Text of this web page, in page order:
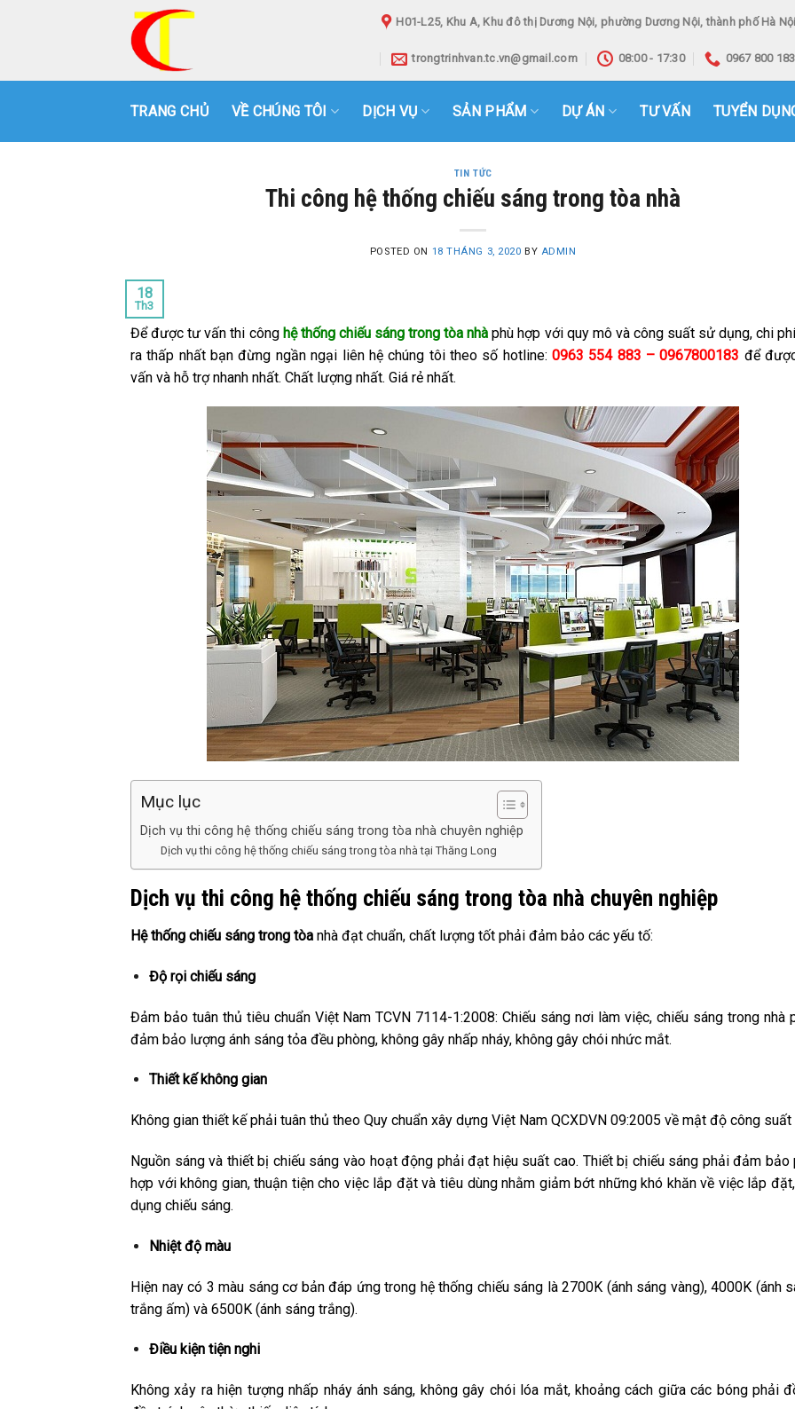
H01-L25, Khu A, Khu đô thị Dương Nội, phường Dương Nội, thành phố Hà
trongtrinhvan.tc.vn@gmail.com 08:00 - 17:30 0967 800 183
TRANG CHỦ VỀ CHÚNG TÔI DỊCH VỤ SẢN PHẨM DỰ ÁN TƯ VẤN TUYỂN
TIN TỨC
Thi công hệ thống chiếu sáng trong tòa nhà
POSTED ON 18 THÁNG 3, 2020 BY ADMIN
18
Th3
Để được tư vấn thi cônghệ thống chiếu sáng trong tòa nhà phù hợp với quy mô và công suất sử dụng, chi
ra thấp nhất bạn đừng ngần ngại liên hệ chúng tôi theo số hotline: 0963 554 883 – 0967800183 để
vấn và hỗ trợ nhanh nhất. Chất lượng nhất. Giá rẻ nhất.
Mục lục
Dịch vụ thi công hệ thống chiếu sáng trong tòa nhà chuyên nghiệp
Dịch vụ thi công hệ thống chiếu sáng trong tòa nhà tại Thăng Long
Dịch vụ thi công hệ thống chiếu sáng trong tòa nhà chuyên nghiệp
Hệ thống chiếu sáng trong tòa nhà đạt chuẩn, chất lượng tốt phải đảm bảo các yếu tố:
Độ rọi chiếu sáng
Đảm bảo tuân thủ tiêu chuẩn Việt Nam TCVN 7114-1:2008: Chiếu sáng nơi làm việc, chiếu sáng trong nhà
đảm bảo lượng ánh sáng tỏa đều phòng, không gây nhấp nháy, không gây chói nhức mắt.
Thiết kế không gian
Không gian thiết kế phải tuân thủ theo Quy chuẩn xây dựng Việt Nam QCXDVN 09:2005 về mật độ công suất
Nguồn sáng và thiết bị chiếu sáng vào hoạt động phải đạt hiệu suất cao. Thiết bị chiếu sáng phải đảm bảo
hợp với không gian, thuận tiện cho việc lắp đặt và tiêu dùng nhằm giảm bớt những khó khăn về việc lắp
dụng chiếu sáng.
Nhiệt độ màu
Hiện nay có 3 màu sáng cơ bản đáp ứng trong hệ thống chiếu sáng là 2700K (ánh sáng vàng), 4000K (ánh
trắng ấm) và 6500K (ánh sáng trắng).
Điều kiện tiện nghi
Không xảy ra hiện tượng nhấp nháy ánh sáng, không gây chói lóa mắt, khoảng cách giữa các bóng phải